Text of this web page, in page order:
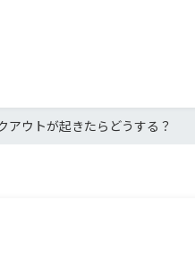
アウトが起きたらどうする？